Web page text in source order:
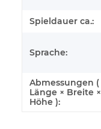
Spieldauer ca.:
Sprache:
Abmessungen (
Länge × Breite ×
Höhe ):